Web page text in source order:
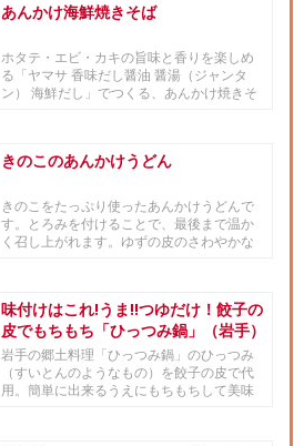
あんかけ海鮮焼きそば
ホタテ・エビ・カキの旨味と香りを楽しめ
る「ヤマサ 香味だし醤油 醤湯（ジャンタ
ン） 海鮮だし」でつくる、あんかけ焼きそ
きのこのあんかけうどん
きのこをたっぷり使ったあんかけうどんで
す。とろみを付けることで、最後まで温か
く召し上がれます。ゆずの皮のさわやかな
味付けはこれ!うま!!つゆだけ！餃子の
皮でもちもち「ひっつみ鍋」（岩手）
岩手の郷土料理「ひっつみ鍋」のひっつみ
（すいとんのようなもの）を餃子の皮で代
用。簡単に出来るうえにもちもちして美味